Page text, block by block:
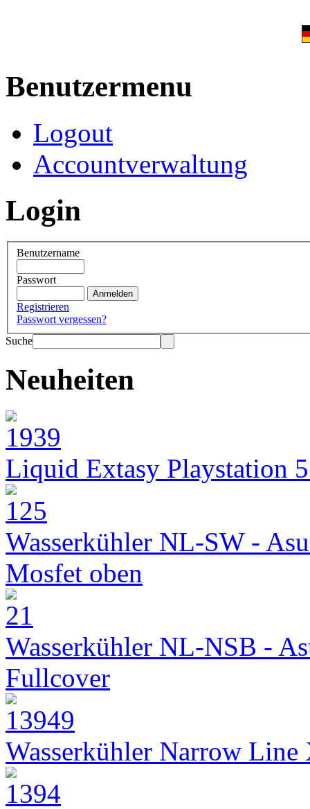
Benutzermenu
Logout
Accountverwaltung
Login
Benutzername
Passwort
Registrieren
Passwort vergessen?
Suche
Neuheiten
Liquid Extasy Playstation
Wasserkühler NL-SW -
Mosfet oben
Wasserkühler NL-NSB -
Fullcover
Wasserkühler Narrow